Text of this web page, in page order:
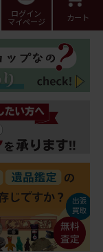
ログイン
マイページ カート